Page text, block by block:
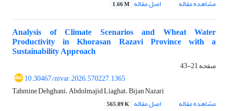
مشاهده مقاله
اصل مقاله 1.66 M
Analysis of Climate Scenarios and Wheat Water
Productivity in Khorasan Razavi Province with a
Sustainability Approach
صفحه21-43
10.30467/nivar.2026.570227.1365
Tahmine Dehghani، Abdolmajid Liaghat، Bijan Nazari
مشاهده مقاله
اصل مقاله 565.09 K